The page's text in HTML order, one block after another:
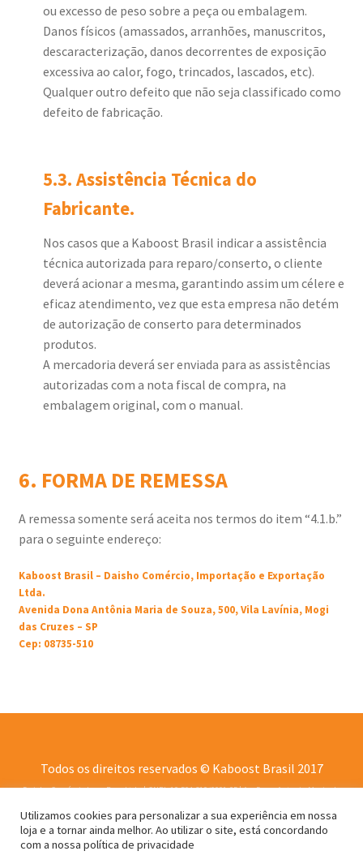
ou excesso de peso sobre a peça ou embalagem.
Danos físicos (amassados, arranhões, manuscritos,
descaracterização, danos decorrentes de exposição
excessiva ao calor, fogo, trincados, lascados, etc).
Qualquer outro defeito que não seja classificado como
defeito de fabricação.
5.3. Assistência Técnica do
Fabricante.
Nos casos que a Kaboost Brasil indicar a assistência
técnica autorizada para reparo/conserto, o cliente
deverá acionar a mesma, garantindo assim um célere e
eficaz atendimento, vez que esta empresa não detém
de autorização de conserto para determinados
produtos.
A mercadoria deverá ser enviada para as assistências
autorizadas com a nota fiscal de compra, na
embalagem original, com o manual.
6. FORMA DE REMESSA
A remessa somente será aceita nos termos do item “4.1.b.”
para o seguinte endereço:
Kaboost Brasil – Daisho Comércio, Importação e Exportação
Ltda.
Avenida Dona Antônia Maria de Souza, 500, Vila Lavínia, Mogi
das Cruzes – SP
Cep: 08735-510
Todos os direitos reservados © Kaboost Brasil 2017
Daisho Comércio Imp. Exp. Ltda | CNPJ: 10.504.310/0001-05 | Av. Dona Antonia Maria de
Souza, 500, Vila Lavínia, Mogi das Cruzes, SP, 08735-510
Utilizamos cookies para personalizar a sua experiência em nossa
loja e a tornar ainda melhor. Ao utilizar o site, está concordando
com a nossa política de privacidade